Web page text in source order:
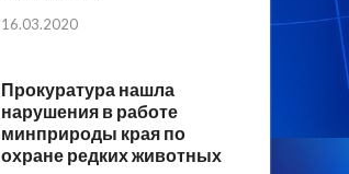
16.03.2020
Прокуратура нашла
нарушения в работе
минприроды края по
охране редких животных